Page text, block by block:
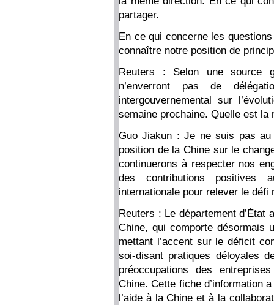
partager.
En ce qui concerne les
connaître notre position de
Reuters : Selon une source
n’enverront pas de
intergouvernemental sur
semaine prochaine. Quelle est la
Guo Jiakun : Je ne suis pas
position de la Chine sur le
continuerons à respecter nos
des contributions positives
internationale pour relever le
Reuters : Le département d’État
Chine, qui comporte désormais
mettant l’accent sur le déficit
soi-disant pratiques déloyales
préoccupations des
Chine. Cette fiche d’information
l’aide à la Chine et à la